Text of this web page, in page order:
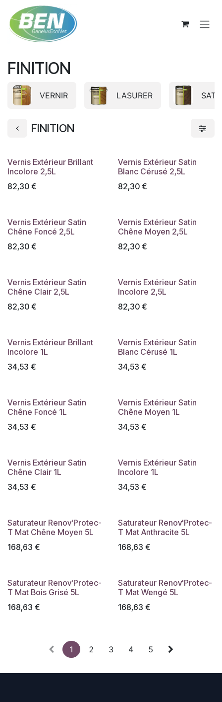
Se rendre au contenu
FINITION
VERNIR LASURER
FINITION
Vernis Extérieur Brillant
Incolore 2,5L
82,30 €
Vernis Extérieur Satin
Blanc Cérusé 2,5L
82,30€
Vernis Extérieur Satin
Chêne Foncé 2,5L
82,30 €
Vernis Extérieur Satin
Chêne Moyen 2,5L
82,30€
Vernis Extérieur Satin
Chêne Clair 2,5L
82,30 €
Vernis Extérieur Satin
Incolore 2,5L
82,30€
Vernis Extérieur Brillant
Incolore 1L
34,53 €
Vernis Extérieur Satin
Blanc Cérusé 1L
34,53 €
Vernis Extérieur Satin
Chêne Foncé 1L
34,53 €
Vernis Extérieur Satin
Chêne Moyen 1L
34,53 €
Vernis Extérieur Satin
Chêne Clair 1L
34,53 €
Vernis Extérieur Satin
Incolore 1L
34,53 €
Saturateur Renov'Protec-
T Mat Chêne Moyen 5L
168,63 €
Saturateur Renov'Protec-
T Mat Anthracite 5L
168,63 €
Saturateur Renov'Protec-
T Mat Bois Grisé 5L
168,63 €
Saturateur Renov'Protec-
T Mat Wengé 5L
168,63 €
1 2 3 4 5